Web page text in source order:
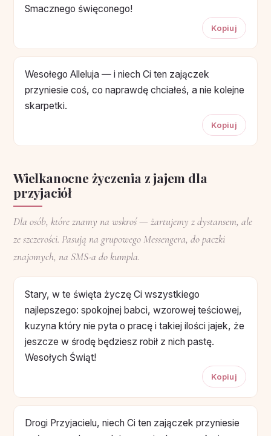
Smacznego święconego!
Kopiuj
Wesołego Alleluja — i niech Ci ten zajączek
przyniesie coś, co naprawdę chciałeś, a nie kolejne
skarpetki.
Kopiuj
Wielkanocne życzenia z jajem dla
przyjaciół
Dla osób, które znamy na wskroś — żartujemy z dystansem, ale
ze szczerości. Pasują na grupowego Messengera, do paczki
znajomych, na SMS-a do kumpla.
Stary, w te święta życzę Ci wszystkiego
najlepszego: spokojnej babci, wzorowej teściowej,
kuzyna który nie pyta o pracę i takiej ilości jajek, że
jeszcze w środę będziesz robił z nich pastę.
Wesołych Świąt!
Kopiuj
Drogi Przyjacielu, niech Ci ten zajączek przyniesie